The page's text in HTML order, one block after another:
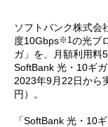
ソフトバンク株式会
度10Gbps※1 の光ブ
ガ」を、月額利用料
SoftBank 光・10ギ
2023年9月22日から
円）。
「SoftBank 光・10